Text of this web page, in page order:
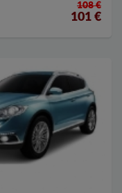
108 €
101 €